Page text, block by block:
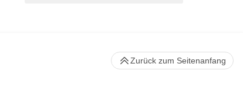
Zurück zum Seitenanfang